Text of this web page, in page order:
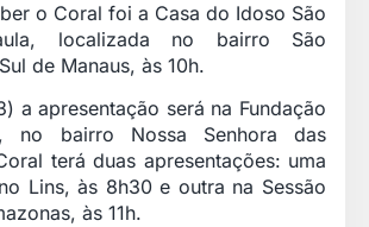
o Coral foi a Casa do Idoso São
localizada no bairro São
de Manaus, às 10h.
a apresentação será na Fundação
no bairro Nossa Senhora das
terá duas apresentações: uma
Lins, às 8h30 e outra na Sessão
às 11h.